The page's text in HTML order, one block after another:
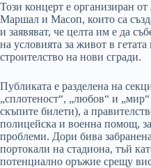
Този концерт е организиран
Маршал и Масоп, които са
и заявяват, че целта им е да
на условията за живот в
строителство на нови сгради.
Публиката е разделена на
„сплотеност“, „любов“ и
скъпите билети), а
полицейска и военна помощ,
проблеми. Дори бива
портокали на стадиона, тъй
потенциално оръжие срещу